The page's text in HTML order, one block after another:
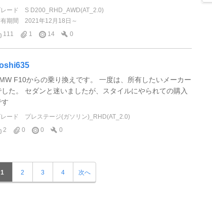
ード
S D200_RHD_AWD(AT_2.0)
期間
2021年12月18日～
111
1 14 0
F10からの乗り換えです。 一度は、所有したいメーカー
した。 セダンと迷いましたが、スタイルにやられての購入
ード
プレステージ(ガソリン)_RHD(AT_2.0)
2
0 0 0
1 2 3 4 次へ